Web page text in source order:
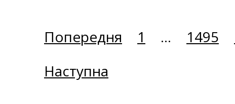
Попередня 1 ... 1495
Наступна